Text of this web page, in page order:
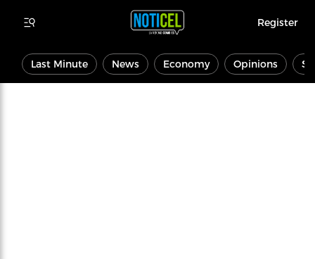
Register
Last Minute News Economy Opinions